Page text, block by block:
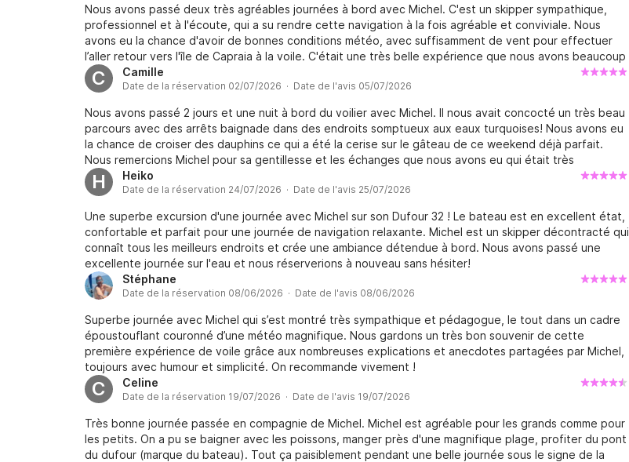
Nous avons passé deux très agréables journées à bord avec Michel. C'est un skipper sympathique,
professionnel et à l'écoute, qui a su rendre cette navigation à la fois agréable et conviviale. Nous
avons eu la chance d'avoir de bonnes conditions météo, avec suffisamment de vent pour effectuer
l’aller retour vers l'île de Capraia à la voile. C'était une très belle expérience que nous avons beaucoup
appréciée. Merci à Michel pour ces deux jours de navigation. Nous le recommandons sans hésiter à
ceux qui souhaitent naviguer dans une ambiance détendue
C Camille
Date de la réservation 02/07/2026 · Date de l'avis 05/07/2026
Nous avons passé 2 jours et une nuit à bord du voilier avec Michel. Il nous avait concocté un très beau
parcours avec des arrêts baignade dans des endroits somptueux aux eaux turquoises! Nous avons eu
la chance de croiser des dauphins ce qui a été la cerise sur le gâteau de ce weekend déjà parfait.
Nous remercions Michel pour sa gentillesse et les échanges que nous avons eu qui était très
appréciables! Vous pouvez réserver les yeux fermés, Michel est une personne très sympathique et
arrangeante.
H Heiko
Date de la réservation 24/07/2026 · Date de l'avis 25/07/2026
Une superbe excursion d'une journée avec Michel sur son Dufour 32 ! Le bateau est en excellent état,
confortable et parfait pour une journée de navigation relaxante. Michel est un skipper décontracté qui
connaît tous les meilleurs endroits et crée une ambiance détendue à bord. Nous avons passé une
excellente journée sur l'eau et nous réserverions à nouveau sans hésiter!
Stéphane
Date de la réservation 08/06/2026 · Date de l'avis 08/06/2026
Superbe journée avec Michel qui s’est montré très sympathique et pédagogue, le tout dans un cadre
époustouflant couronné d’une météo magnifique. Nous gardons un très bon souvenir de cette
première expérience de voile grâce aux nombreuses explications et anecdotes partagées par Michel,
toujours avec humour et simplicité. On recommande vivement !
C Celine
Date de la réservation 19/07/2026 · Date de l'avis 19/07/2026
Très bonne journée passée en compagnie de Michel. Michel est agréable pour les grands comme pour
les petits. On a pu se baigner avec les poissons, manger près d'une magnifique plage, profiter du pont
du dufour (marque du bateau). Tout ça paisiblement pendant une belle journée sous le signe de la